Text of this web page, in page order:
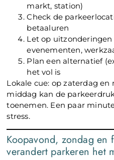
markt, station)
Check de
betaaluren
Let op uitzonderingen
evenementen,
Plan een alternatief
het vol is
Lokale cue: op zaterdag
middag kan de
toenemen. Een paar
stress.
Koopavond, zondag en
verandert parkeren het